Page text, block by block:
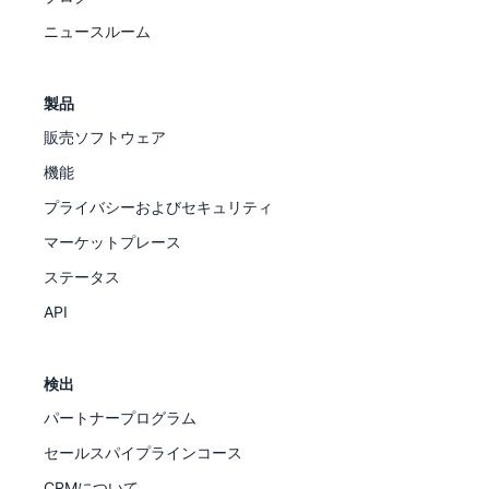
ニュースルーム
製品
販売ソフトウェア
機能
プライバシーおよびセキュリティ
マーケットプレース
ステータス
API
検出
パートナープログラム
セールスパイプラインコース